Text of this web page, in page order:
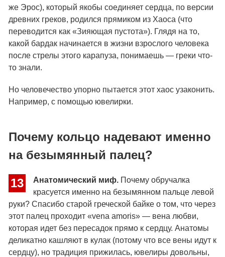
же Эрос), который якобы соединяет сердца, по версии
древних греков, родился прямиком из Хаоса (что
переводится как «Зияющая пустота»). Глядя на то,
какой бардак начинается в жизни взрослого человека
после стрелы этого карапуза, понимаешь — греки что-
то знали.
Но человечество упорно пытается этот хаос узаконить.
Например, с помощью ювелирки.
Почему кольцо надевают именно
на безымянный палец?
13 Анатомический миф. Почему обручалка
красуется именно на безымянном пальце левой
руки? Спасибо старой греческой байке о том, что через
этот палец проходит «vena amoris» — вена любви,
которая идет без пересадок прямо к сердцу. Анатомы
деликатно кашляют в кулак (потому что все вены идут к
сердцу), но традиция прижилась, ювелиры довольны,